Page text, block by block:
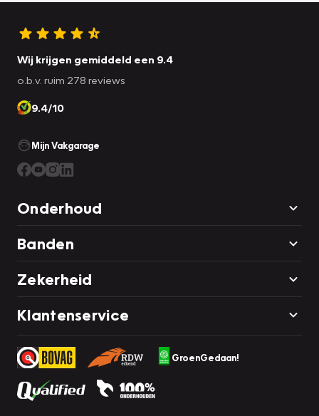
Wij krijgen gemiddeld een 9.4
o.b.v. ruim 278 reviews
9.4/10
Mijn Vakgarage
Onderhoud
Banden
Zekerheid
Klantenservice
GroenGedaan!